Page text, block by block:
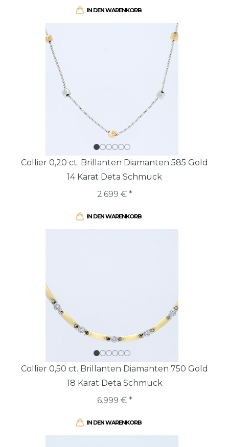
IN DEN WARENKORB
Collier 0,20 ct. Brillanten Diamanten 585 Gold
14 Karat Deta Schmuck
2.699 € *
IN DEN WARENKORB
Collier 0,50 ct. Brillanten Diamanten 750 Gold
18 Karat Deta Schmuck
6.999 € *
IN DEN WARENKORB